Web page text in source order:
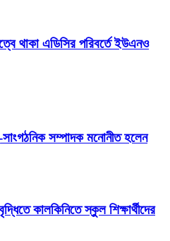
থাকা এডিসির পরিবর্তে ইউএনও
সাংগঠনিক সম্পাদক মনোনীত হলেন
কালকিনিতে স্কুল শিক্ষার্থীদের